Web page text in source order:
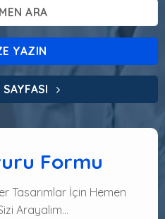
ARA
YAZIN
Formu
Tasarımlar İçin Hemen
Arayalım…